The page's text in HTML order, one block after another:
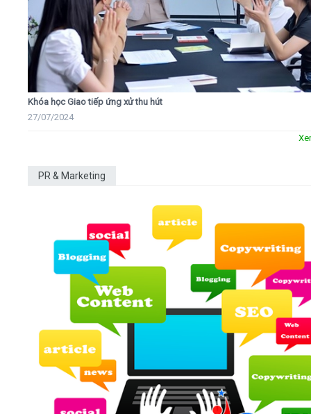
Khóa học Giao tiếp ứng xử thu hút
27/07/2024
PR & Marketing